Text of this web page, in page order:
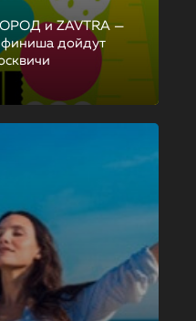
и ZAVTRA —
финиша дойдут